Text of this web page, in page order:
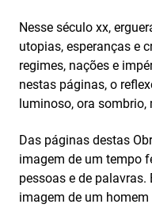
Nesse século xx,
utopias, esperanças e
regimes, nações e
nestas páginas, o
luminoso, ora sombrio,
Das páginas destas
imagem de um tempo
pessoas e de palavras.
imagem de um